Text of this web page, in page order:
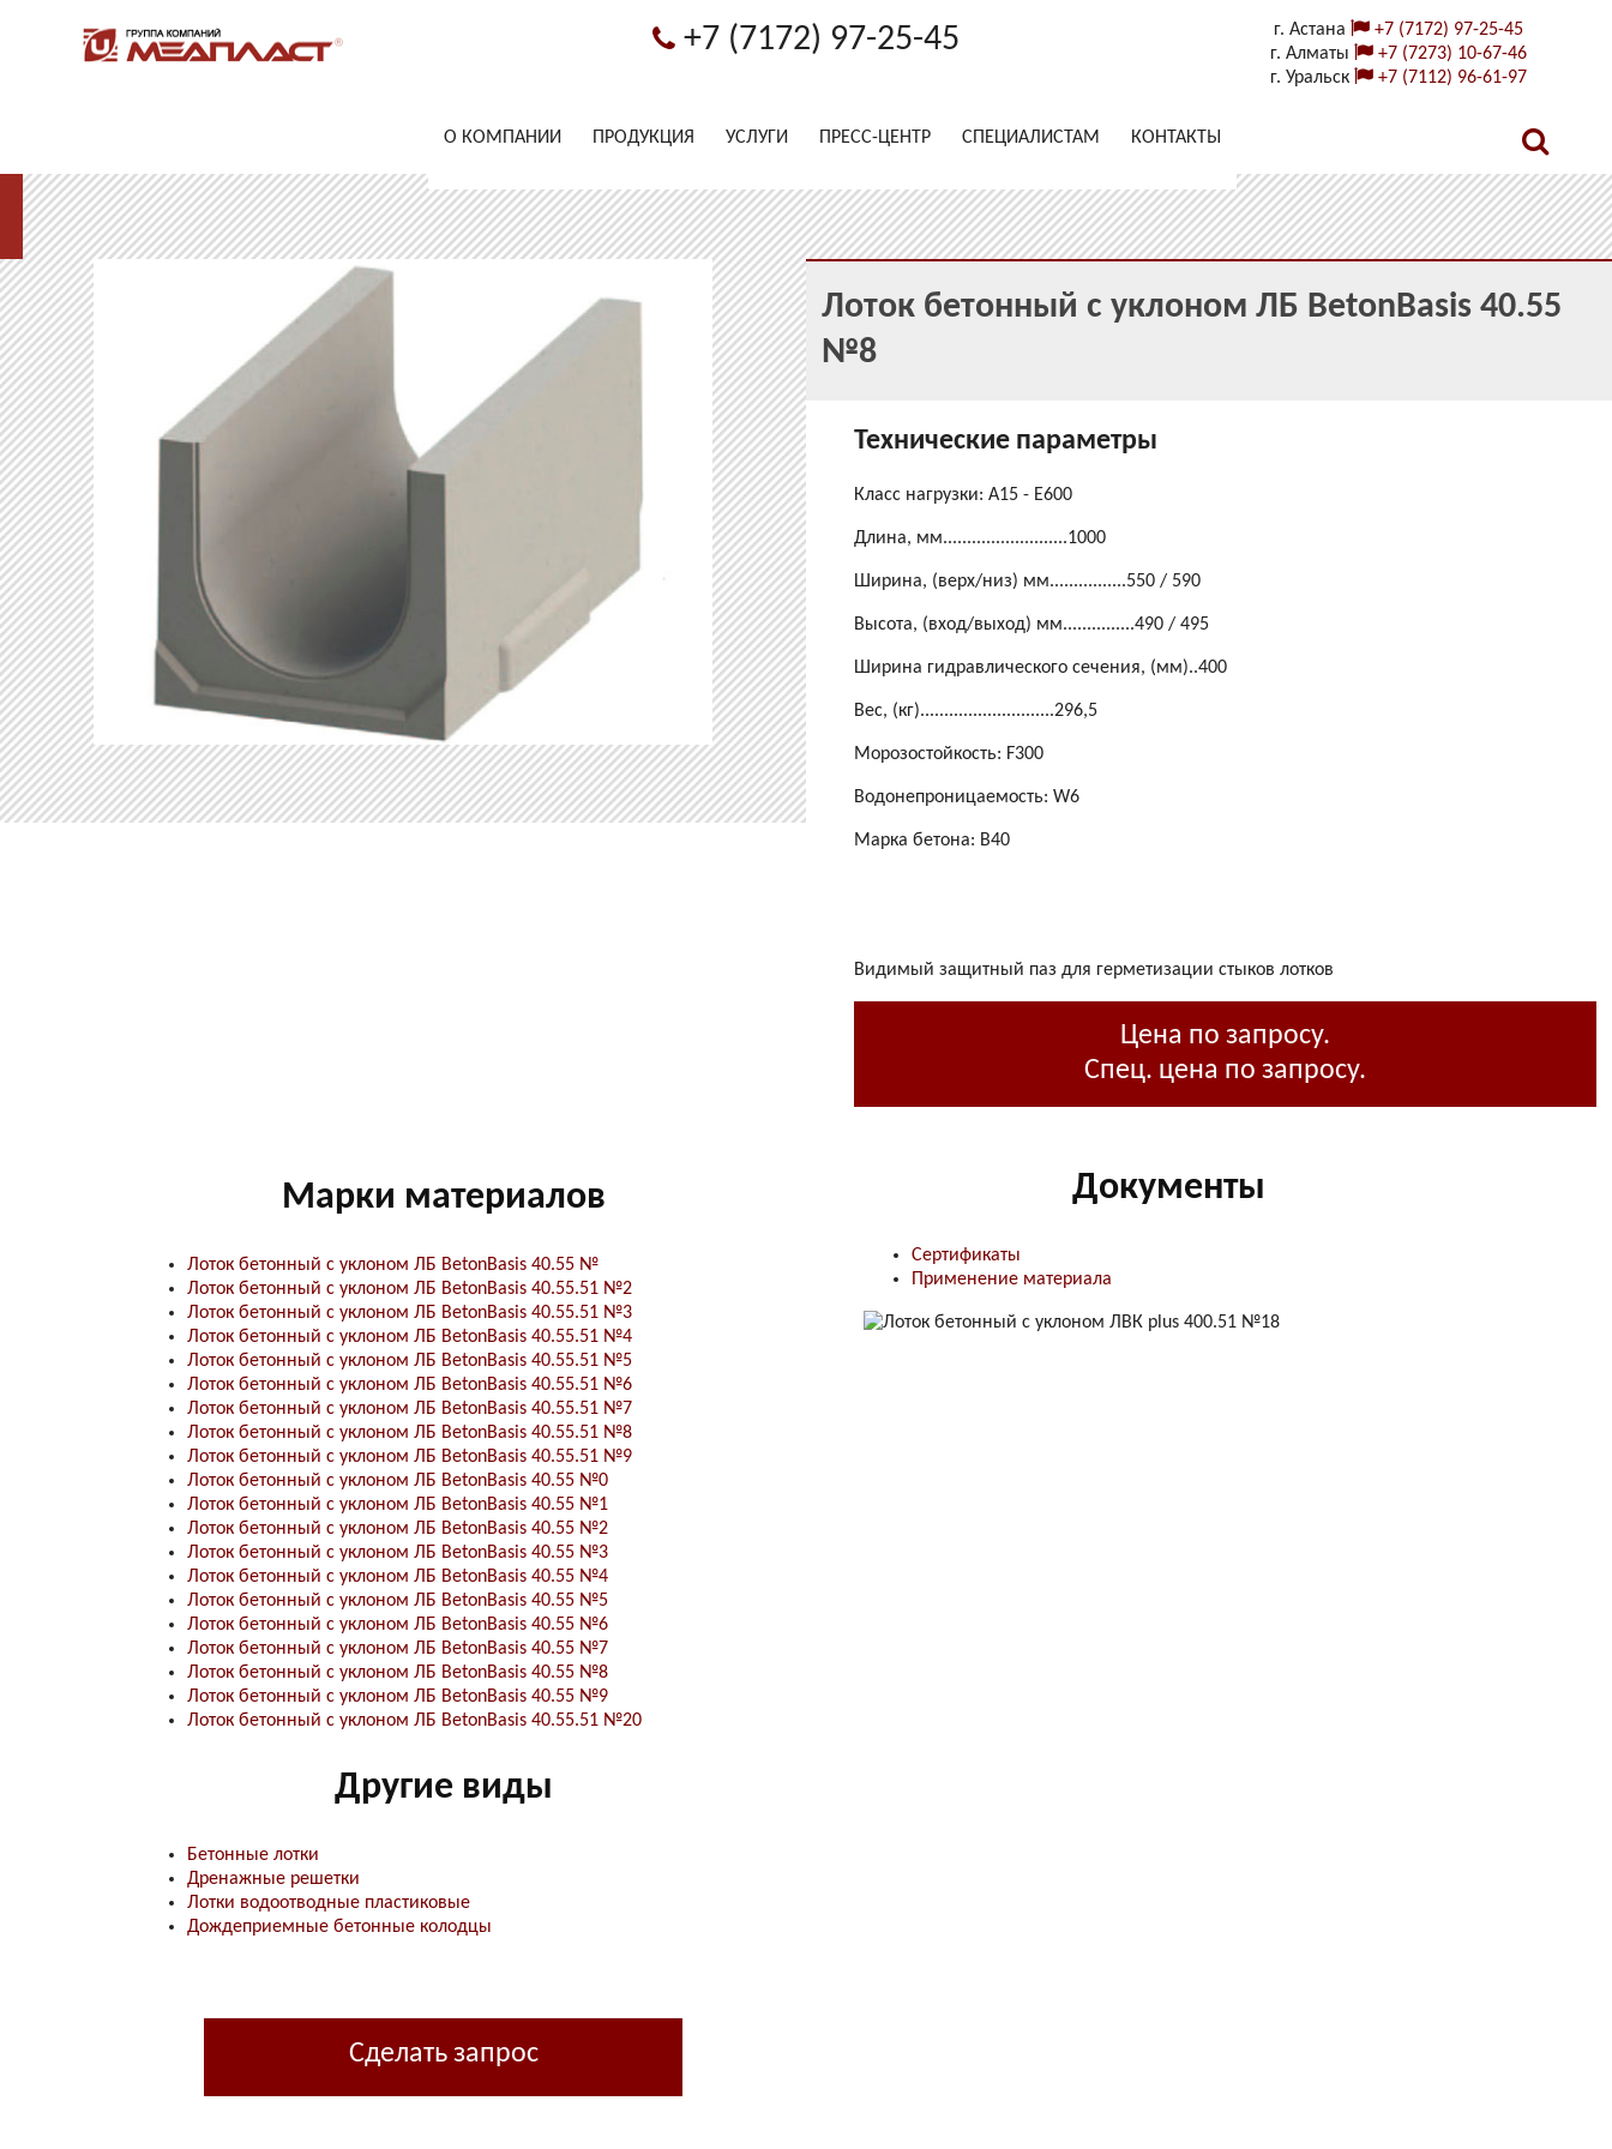
+7 (7172) 97-25-45 г. Астана
+7 (7172) 97-25-45
г. Алматы
+7 (7273) 10-67-46
г. Уральск
+7 (7112) 96-61-97
О КОМПАНИИ ПРОДУКЦИЯ УСЛУГИ ПРЕСС-ЦЕНТР СПЕЦИАЛИСТАМ КОНТАКТЫ
Лоток бетонный с уклоном ЛБ BetonBasis 40.55
№8
Технические параметры
Класс нагрузки: A15 - E600
Длина, мм..........................1000
Ширина, (верх/низ) мм................550 / 590
Высота, (вход/выход) мм...............490 / 495
Ширина гидравлического сечения, (мм)..400
Вес, (кг)............................296,5
Морозостойкость: F300
Водонепроницаемость: W6
Марка бетона: B40
Видимый защитный паз для герметизации стыков лотков
Цена по запросу.
Спец. цена по запросу.
Марки материалов
Лоток бетонный с уклоном ЛБ BetonBasis 40.55 №
Лоток бетонный с уклоном ЛБ BetonBasis 40.55.51 №2
Лоток бетонный с уклоном ЛБ BetonBasis 40.55.51 №3
Лоток бетонный с уклоном ЛБ BetonBasis 40.55.51 №4
Лоток бетонный с уклоном ЛБ BetonBasis 40.55.51 №5
Лоток бетонный с уклоном ЛБ BetonBasis 40.55.51 №6
Лоток бетонный с уклоном ЛБ BetonBasis 40.55.51 №7
Лоток бетонный с уклоном ЛБ BetonBasis 40.55.51 №8
Лоток бетонный с уклоном ЛБ BetonBasis 40.55.51 №9
Лоток бетонный с уклоном ЛБ BetonBasis 40.55 №0
Лоток бетонный с уклоном ЛБ BetonBasis 40.55 №1
Лоток бетонный с уклоном ЛБ BetonBasis 40.55 №2
Лоток бетонный с уклоном ЛБ BetonBasis 40.55 №3
Лоток бетонный с уклоном ЛБ BetonBasis 40.55 №4
Лоток бетонный с уклоном ЛБ BetonBasis 40.55 №5
Лоток бетонный с уклоном ЛБ BetonBasis 40.55 №6
Лоток бетонный с уклоном ЛБ BetonBasis 40.55 №7
Лоток бетонный с уклоном ЛБ BetonBasis 40.55 №8
Лоток бетонный с уклоном ЛБ BetonBasis 40.55 №9
Лоток бетонный с уклоном ЛБ BetonBasis 40.55.51 №20
Другие виды
Бетонные лотки
Дренажные решетки
Лотки водоотводные пластиковые
Дождеприемные бетонные колодцы
Сделать запрос
Документы
Сертификаты
Применение материала